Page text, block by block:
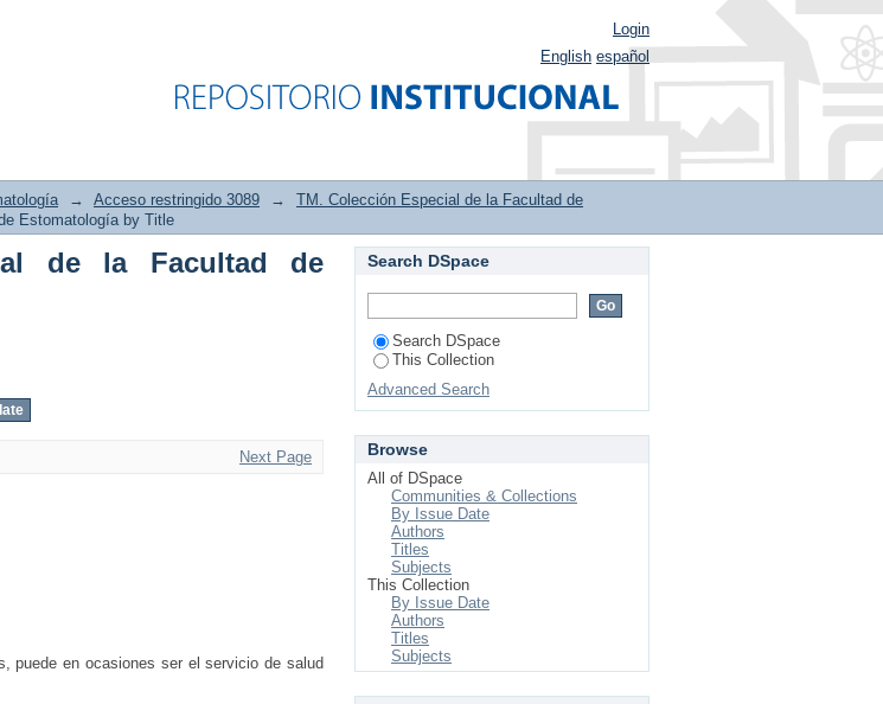
la Facultad de Estomatología by Title
Login
English español
→ Acceso restringido 3089 →
TM. Colección Especial de la Facultad de
Estomatología by Title
de la Facultad de
Next Page
puede en ocasiones ser el servicio de salud
Search DSpace
Search DSpace
This Collection
Advanced Search
Browse
All of DSpace
Communities & Collections
By Issue Date
Authors
Titles
Subjects
This Collection
By Issue Date
Authors
Titles
Subjects